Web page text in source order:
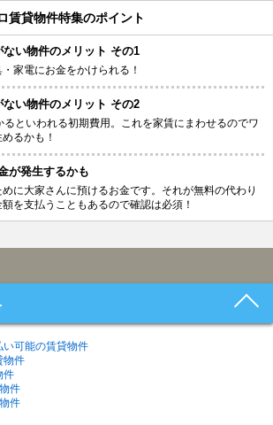
賃貸物件特集のポイント
ない物件のメリット その1
家電にお金をかけられる！
ない物件のメリット その2
といわれる初期費用。これを家賃にまわせるのでワ
るかも！
が発生するかも
に大家さんに預けるお金です。それが無料の代わり
を支払うこともあるので確認は必須！
い可能の賃貸物件
物件
件
件
件